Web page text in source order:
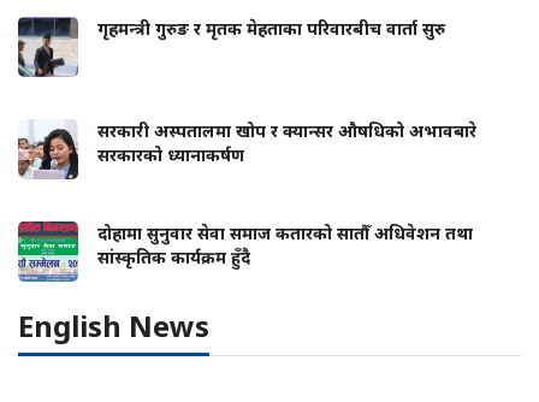
गृहमन्त्री गुरुङ र मृतक मेहताका परिवारबीच वार्ता सुरु
सरकारी अस्पतालमा खोप र क्यान्सर औषधिको अभावबारे
सरकारको ध्यानाकर्षण
दोहामा सुनुवार सेवा समाज कतारको सातौँ अधिवेशन तथा
सांस्कृतिक कार्यक्रम हुँदै
English News